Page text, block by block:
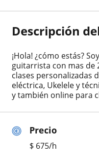
Precio
$ 675/h
Descripción
¡Hola! ¿cómo estás?
guitarrista con mas de
clases personalizadas
eléctrica, Ukelele y
y también online para